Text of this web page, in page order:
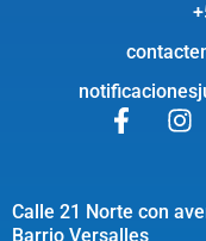
Calle 21 Norte con
Barrio Versalles